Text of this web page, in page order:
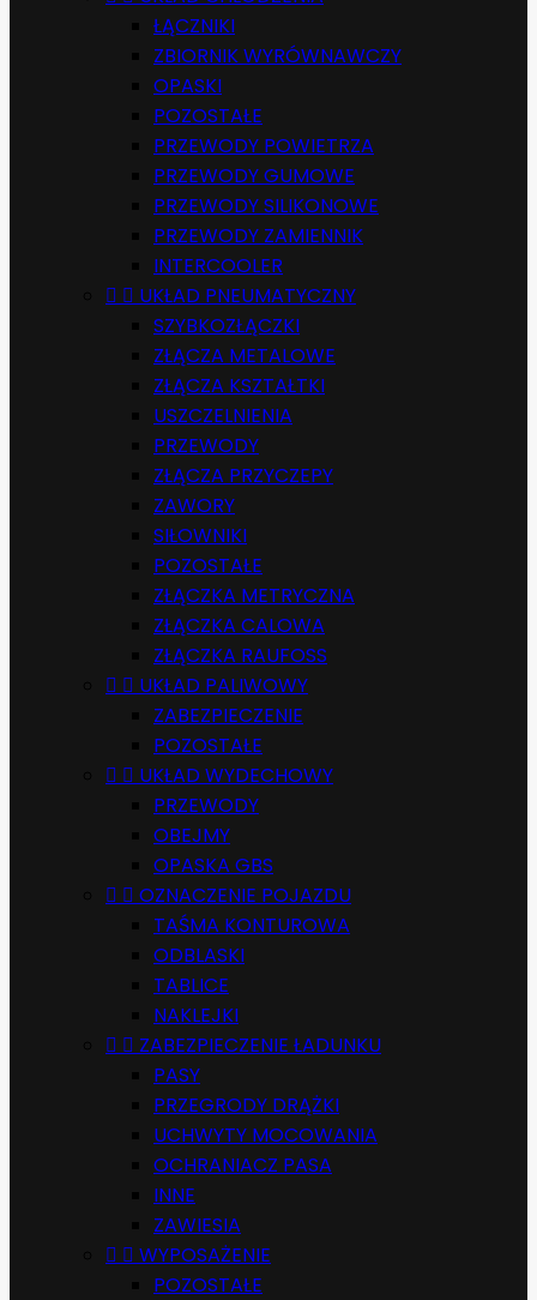
ŁĄCZNIKI
ZBIORNIK WYRÓWNAWCZY
OPASKI
POZOSTAŁE
PRZEWODY POWIETRZA
PRZEWODY GUMOWE
PRZEWODY SILIKONOWE
PRZEWODY ZAMIENNIK
INTERCOOLER
  UKŁAD PNEUMATYCZNY
SZYBKOZŁĄCZKI
ZŁĄCZA METALOWE
ZŁĄCZA KSZTAŁTKI
USZCZELNIENIA
PRZEWODY
ZŁĄCZA PRZYCZEPY
ZAWORY
SIŁOWNIKI
POZOSTAŁE
ZŁĄCZKA METRYCZNA
ZŁĄCZKA CALOWA
ZŁĄCZKA RAUFOSS
  UKŁAD PALIWOWY
ZABEZPIECZENIE
POZOSTAŁE
  UKŁAD WYDECHOWY
PRZEWODY
OBEJMY
OPASKA GBS
  OZNACZENIE POJAZDU
TAŚMA KONTUROWA
ODBLASKI
TABLICE
NAKLEJKI
  ZABEZPIECZENIE ŁADUNKU
PASY
PRZEGRODY DRĄŻKI
UCHWYTY MOCOWANIA
OCHRANIACZ PASA
INNE
ZAWIESIA
  WYPOSAŻENIE
POZOSTAŁE